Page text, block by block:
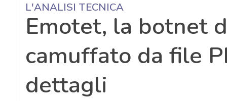
L'ANALISI TECNICA
Emotet, la botnet
camuffato da file
dettagli